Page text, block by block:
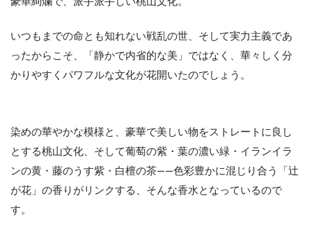
いつもまでの命とも知れない戦乱の世、そして実力主義であ
ったからこそ、「静かで内省的な美」ではなく、華々しく分
かりやすくパワフルな文化が花開いたのでしょう。
染めの華やかな模様と、豪華で美しい物をストレートに良し
とする桃山文化、そして葡萄の紫・葉の濃い緑・イランイラ
ンの黄・藤のうす紫・白檀の茶――色彩豊かに混じり合う「辻
が花」の香りがリンクする、そんな香水となっているので
す。